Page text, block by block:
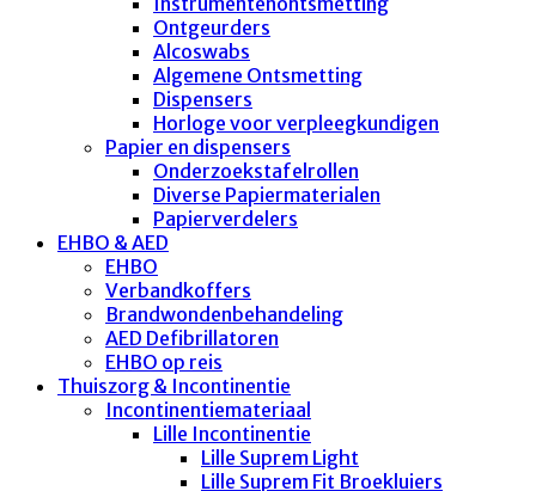
Ontgeurders
Alcoswabs
Algemene Ontsmetting
Dispensers
Horloge voor verpleegkundigen
Papier en dispensers
Onderzoekstafelrollen
Diverse Papiermaterialen
Papierverdelers
EHBO & AED
EHBO
Verbandkoffers
Brandwondenbehandeling
AED Defibrillatoren
EHBO op reis
Thuiszorg & Incontinentie
Incontinentiemateriaal
Lille Incontinentie
Lille Suprem Light
Lille Suprem Fit Broekluiers